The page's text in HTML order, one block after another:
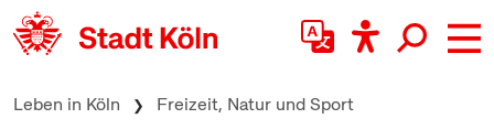
zum Inhalt springen
Leben in Köln Freizeit, Natur und Sport